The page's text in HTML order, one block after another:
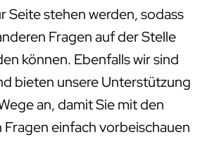
Seite stehen werden, sodass
Fragen auf der Stelle
können. Ebenfalls wir sind
bieten unsere Unterstützung
an, damit Sie mit den
Fragen einfach vorbeischauen